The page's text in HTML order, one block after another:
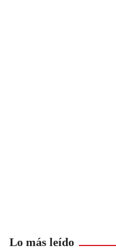
Lo más leído